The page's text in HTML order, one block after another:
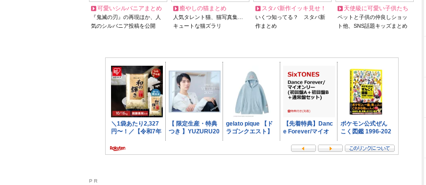
可愛いシルバニアまとめ
『鬼滅の刃』の再現ほか、人
気のシルバニア投稿を公開
癒やしの猫まとめ
人気タレント猫、猫写真集…
キュートな猫ズラリ
スタバ新作イッキ見せ！
いくつ知ってる？ スタバ新
作まとめ
天使級に可愛い子供たち
ペットと子供の仲良しショッ
ト他、SNS話題キッズまとめ
P R